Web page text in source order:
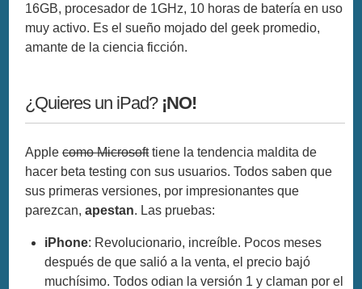
16GB, procesador de 1GHz, 10 horas de batería en uso
muy activo. Es el sueño mojado del geek promedio,
amante de la ciencia ficción.
¿Quieres un iPad? ¡NO!
Applecomo Microsofttiene la tendencia maldita de
hacer beta testing con sus usuarios. Todos saben que
sus primeras versiones, por impresionantes que
parezcan,apestan. Las pruebas:
iPhone: Revolucionario, increíble. Pocos meses
después de que salió a la venta, el precio bajó
muchísimo. Todos odian la versión 1 y claman por el